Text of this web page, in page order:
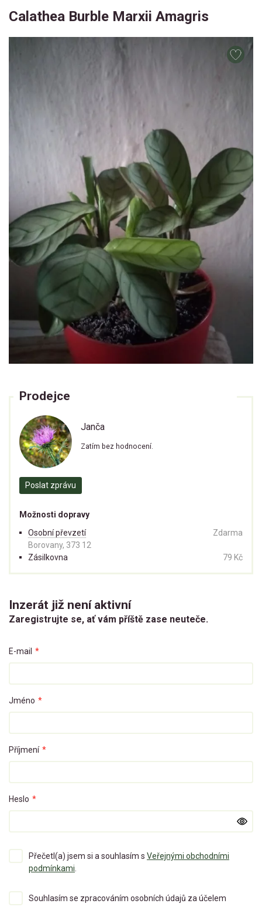
Calathea Burble Marxii Amagris
Prodejce
Janča
Zatím bez hodnocení.
Poslat zprávu
Možnosti dopravy
Osobní převzetí
Borovany, 373 12
Zdarma
Zásilkovna 79 Kč
Inzerát již není aktivní
Zaregistrujte se, ať vám příště zase neuteče.
E-mail *
Jméno *
Příjmení *
Heslo *
Přečetl(a) jsem si a souhlasím s Veřejnými obchodními
podmínkami.
Souhlasím se zpracováním osobních údajů za účelem